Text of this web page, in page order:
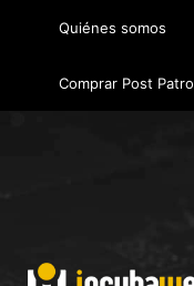
Quiénes somos
Comprar Post